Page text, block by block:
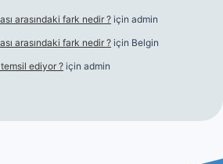
arasındaki fark nedir ? için admin
arasındaki fark nedir ? için Belgin
ediyor ?için admin